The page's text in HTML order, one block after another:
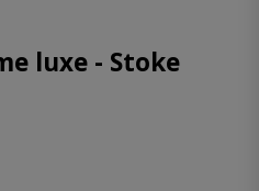
luxe - Stoke